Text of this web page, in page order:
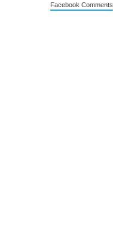
Facebook Comments